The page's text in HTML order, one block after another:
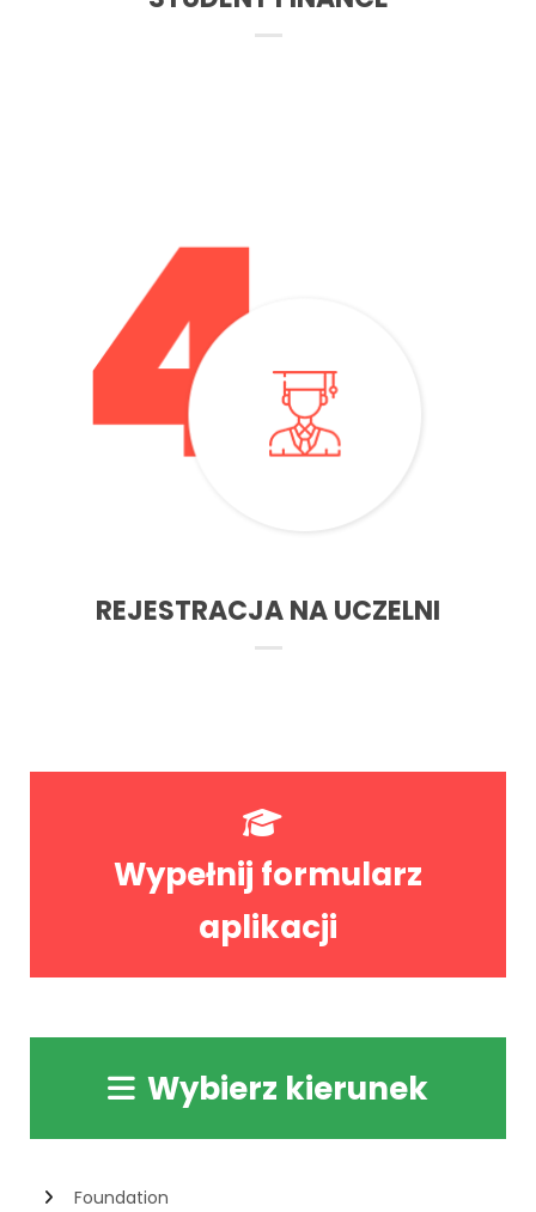
REJESTRACJA NA UCZELNI
– Musisz donieść na uczelnię na 2 tygodnie przed
rozpoczęciem studiów świadectwo ze szkoły średniej, list
z uczelni potwierdzający, że się dostałeś na studia oraz
Wypełnij formularz
aplikacji
Wybierz kierunek
Foundation